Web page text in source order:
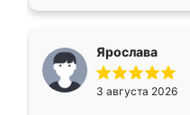
Ярослава
3 августа 2026